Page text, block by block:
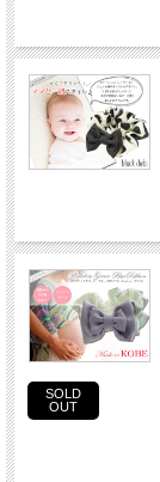
SOLD
OUT